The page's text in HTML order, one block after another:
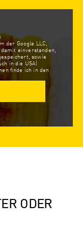
der Google LLC,
einverstanden,
sowie
in die USA)
finde ich in den
ODER